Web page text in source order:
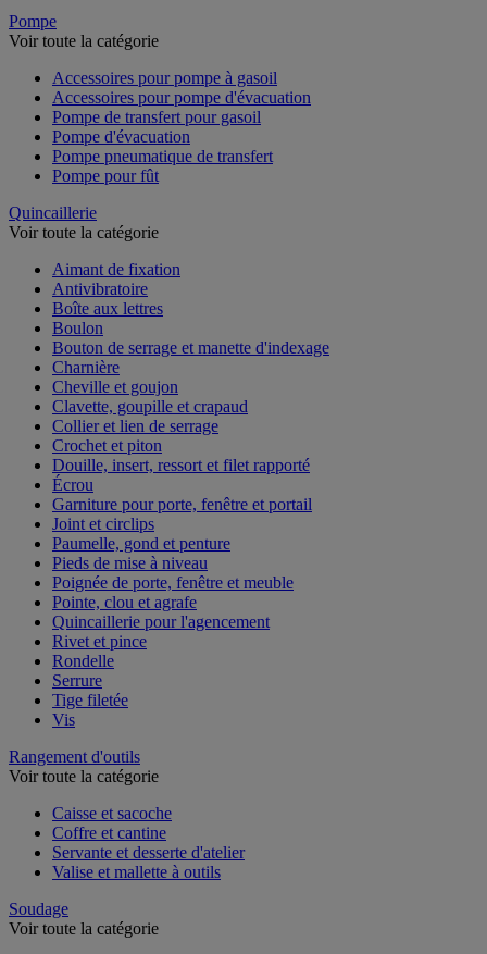
Pompe
Voir toute la catégorie
Accessoires pour pompe à gasoil
Accessoires pour pompe d'évacuation
Pompe de transfert pour gasoil
Pompe d'évacuation
Pompe pneumatique de transfert
Pompe pour fût
Quincaillerie
Voir toute la catégorie
Aimant de fixation
Antivibratoire
Boîte aux lettres
Boulon
Bouton de serrage et manette d'indexage
Charnière
Cheville et goujon
Clavette, goupille et crapaud
Collier et lien de serrage
Crochet et piton
Douille, insert, ressort et filet rapporté
Écrou
Garniture pour porte, fenêtre et portail
Joint et circlips
Paumelle, gond et penture
Pieds de mise à niveau
Poignée de porte, fenêtre et meuble
Pointe, clou et agrafe
Quincaillerie pour l'agencement
Rivet et pince
Rondelle
Serrure
Tige filetée
Vis
Rangement d'outils
Voir toute la catégorie
Caisse et sacoche
Coffre et cantine
Servante et desserte d'atelier
Valise et mallette à outils
Soudage
Voir toute la catégorie